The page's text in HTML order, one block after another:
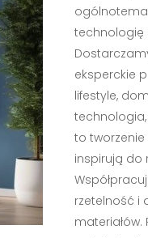
technologię
eksperckie
lifestyle,
technologia,
to
inspirują do
rzetelność i
materiałów.